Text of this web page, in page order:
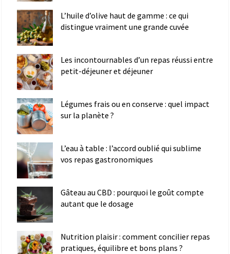
L’huile d’olive haut de gamme : ce qui
distingue vraiment une grande cuvée
Les incontournables d’un repas réussi entre
petit-déjeuner et déjeuner
Légumes frais ou en conserve : quel impact
sur la planète ?
L’eau à table : l’accord oublié qui sublime
vos repas gastronomiques
Gâteau au CBD : pourquoi le goût compte
autant que le dosage
Nutrition plaisir : comment concilier repas
pratiques, équilibre et bons plans ?